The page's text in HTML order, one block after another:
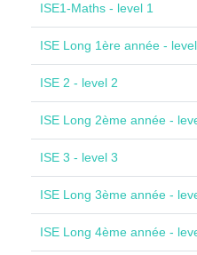
ISE1-Maths - level 1
ISE Long 1ère année -
ISE 2 - level 2
ISE Long 2ème année -
ISE 3 - level 3
ISE Long 3ème année -
ISE Long 4ème année -